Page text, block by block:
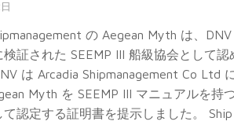
の Aegean Myth は、
検証された SEEMP III 船級協会として認
は Arcadia Shipmanagement Co Ltd
Myth を SEEMP III マニュアルを持
認定する証明書を提示しました。 Ship